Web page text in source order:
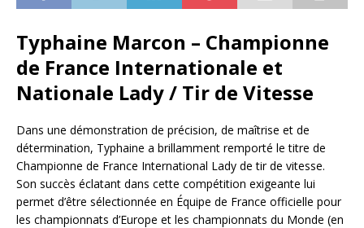
Typhaine Marcon – Championne
de France Internationale et
Nationale Lady / Tir de Vitesse
Dans une démonstration de précision, de maîtrise et de
détermination, Typhaine a brillamment remporté le titre de
Championne de France International Lady de tir de vitesse.
Son succès éclatant dans cette compétition exigeante lui
permet d’être sélectionnée en Équipe de France officielle pour
les championnats d’Europe et les championnats du Monde (en